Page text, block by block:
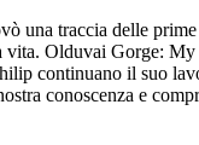
una traccia delle
vita. Olduvai Gorge:
continuano il suo
conoscenza e